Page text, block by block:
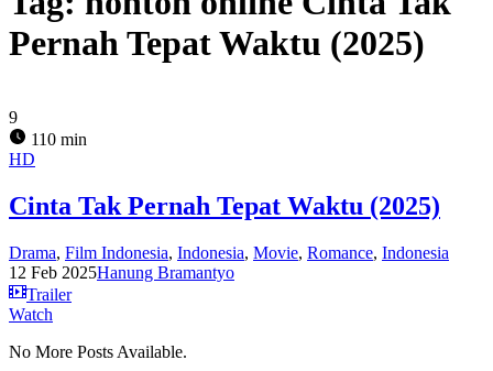
Pernah Tepat Waktu (2025)
9
110 min
HD
Cinta Tak Pernah Tepat Waktu (2025)
Drama, Film Indonesia, Indonesia, Movie, Romance, Indonesia
12 Feb 2025Hanung Bramantyo
Trailer
Watch
No More Posts Available.